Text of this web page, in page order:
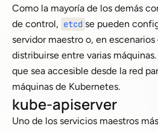
Como la mayoría de los demás
de control, etcd se pueden
servidor maestro o, en
distribuirse entre varias
que sea accesible desde la red
máquinas de Kubernetes.
kube-apiserver
Uno de los servicios maestros